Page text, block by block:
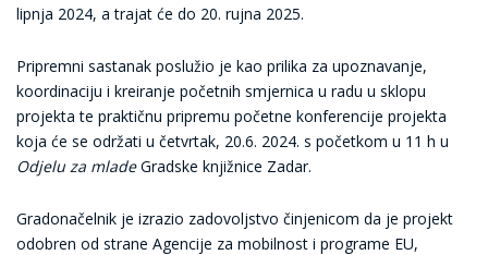
lipnja 2024, a trajat će do 20. rujna 2025.
Pripremni sastanak poslužio je kao prilika za upoznavanje,
koordinaciju i kreiranje početnih smjernica u radu u sklopu
projekta te praktičnu pripremu početne konferencije projekta
koja će se održati u četvrtak, 20.6. 2024. s početkom u 11 h u
Odjelu za mladeGradske knjižnice Zadar.
Gradonačelnik je izrazio zadovoljstvo činjenicom da je projekt
odobren od strane Agencije za mobilnost i programe EU,